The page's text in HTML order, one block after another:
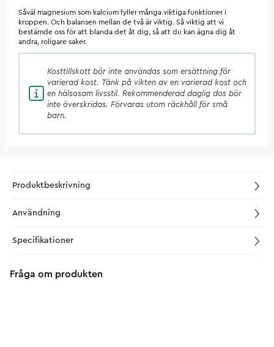
Såväl magnesium som kalcium fyller många viktiga funktioner i
kroppen. Och balansen mellan de två är viktig. Så viktig att vi
bestämde oss för att blanda det åt dig, så att du kan ägna dig åt
andra, roligare saker.
Kosttillskott bör inte användas som ersättning för
varierad kost. Tänk på vikten av en varierad kost och
en hälsosam livsstil. Rekommenderad daglig dos bör
inte överskridas. Förvaras utom räckhåll för små
barn.
Produktbeskrivning
Användning
Specifikationer
Fråga om produkten